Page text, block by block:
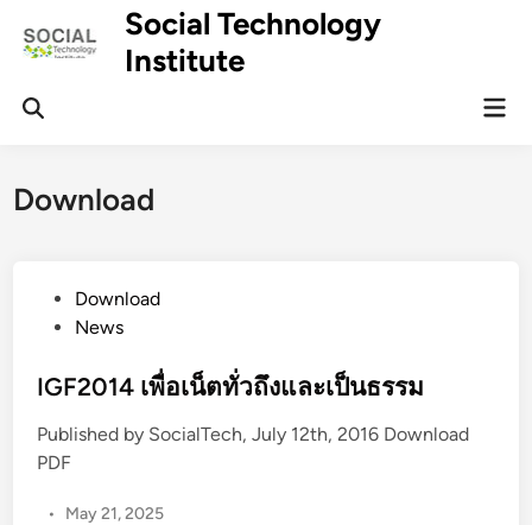
Social Technology
Institute
Download
t
d
i
Download
News
IGF2014 เพื่อเน็ตทั่วถึงและเป็นธรรม
Published by SocialTech, July 12th, 2016 Download
PDF
• May 21, 2025